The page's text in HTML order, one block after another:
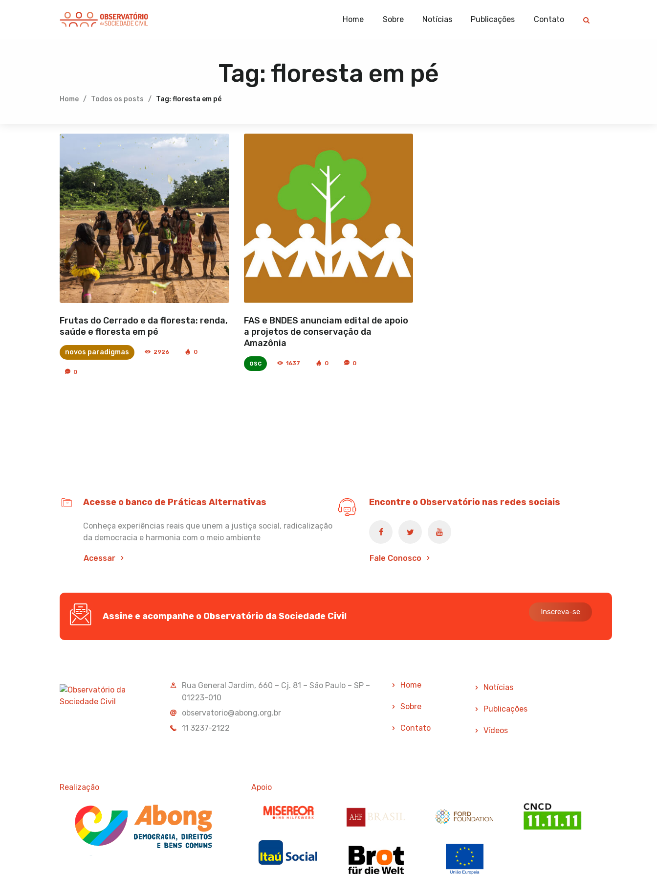
Home Sobre Notícias Publicações Contato
Tag: floresta em pé
Home Todos os posts Tag: floresta em pé
Notícias
Publicações
Frutas do Cerrado e da floresta: renda,
saúde e floresta em pé
novos paradigmas 2926 0
0
FAS e BNDES anunciam edital de apoio
a projetos de conservação da
Amazônia
osc 1637 0 0
Acesse o banco de Práticas Alternativas
Conheça experiências reais que unem a justiça social, radicalização
da democracia e harmonia com o meio ambiente
Acessar
Encontre o Observatório nas redes sociais
Fale Conosco
Assine e acompanhe o Observatório da Sociedade Civil Inscreva-se
Rua General Jardim, 660 – Cj. 81 – São Paulo – SP –
01223-010
observatorio@abong.org.br
11 3237-2122
Home
Sobre
Contato
Notícias
Publicações
Vídeos
Realização Apoio